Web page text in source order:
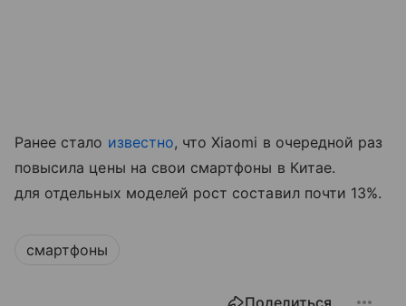
Ранее стало известно, что Xiaomi в очередной раз
повысила цены на свои смартфоны в Китае.
для отдельных моделей рост составил почти 13%.
смартфоны
Поделиться